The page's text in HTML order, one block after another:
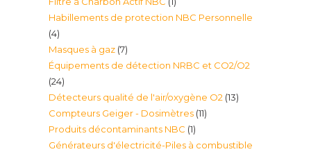
produit
Habillements de protection NBC Personnelle
44
produits
Masques à gaz 77
produits
Équipements de détection NRBC et CO2/O2
2424
produits
Détecteurs qualité de l'air/oxygène O2 1313
Compteurs Geiger - Dosimètres 1111
Produits décontaminants NBC 11
produit
Générateurs d'électricité-Piles à combustible